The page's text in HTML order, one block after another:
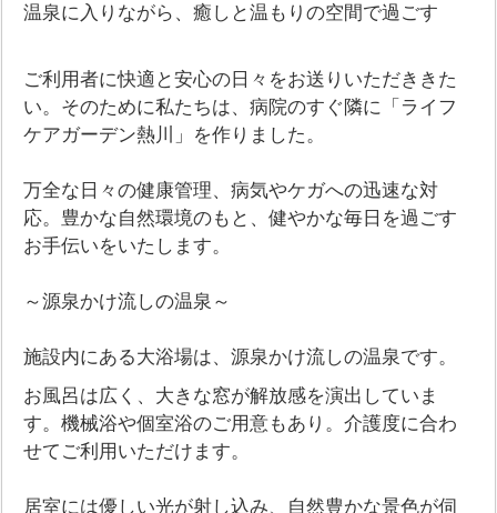
温泉に入りながら、癒しと温もりの空間で過ごす
ご利用者に快適と安心の日々をお送りいただききた
い。そのために私たちは、病院のすぐ隣に「ライフ
ケアガーデン熱川」を作りました。
万全な日々の健康管理、病気やケガへの迅速な対
応。豊かな自然環境のもと、健やかな毎日を過ごす
お手伝いをいたします。
～源泉かけ流しの温泉～
施設内にある大浴場は、源泉かけ流しの温泉です。
お風呂は広く、大きな窓が解放感を演出していま
す。機械浴や個室浴のご用意もあり。介護度に合わ
せてご利用いただけます。
居室には優しい光が射し込み、自然豊かな景色が伺